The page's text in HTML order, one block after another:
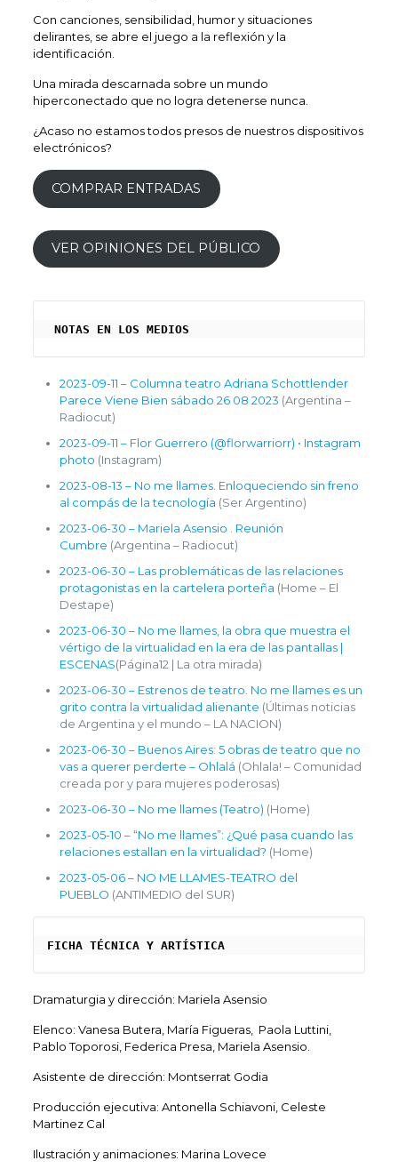
Con canciones, sensibilidad, humor y situaciones
delirantes, se abre el juego a la reflexión y la
identificación.
Una mirada descarnada sobre un mundo
hiperconectado que no logra detenerse nunca.
¿Acaso no estamos todos presos de nuestros dispositivos
electrónicos?
COMPRAR ENTRADAS
VER OPINIONES DEL PÚBLICO
NOTAS EN LOS MEDIOS
2023-09-11 – Columna teatro Adriana Schottlender
Parece Viene Bien sábado 26 08 2023 (Argentina –
Radiocut)
2023-09-11 – Flor Guerrero (@florwarriorr) • Instagram
photo (Instagram)
2023-08-13 – No me llames. Enloqueciendo sin freno
al compás de la tecnología (Ser Argentino)
2023-06-30 – Mariela Asensio . Reunión
Cumbre (Argentina – Radiocut)
2023-06-30 – Las problemáticas de las relaciones
protagonistas en la cartelera porteña (Home – El
Destape)
2023-06-30 – No me llames, la obra que muestra el
vértigo de la virtualidad en la era de las pantallas |
ESCENAS(Página12 | La otra mirada)
2023-06-30 – Estrenos de teatro. No me llames es un
grito contra la virtualidad alienante (Últimas noticias
de Argentina y el mundo – LA NACION)
2023-06-30 – Buenos Aires: 5 obras de teatro que no
vas a querer perderte – Ohlalá (Ohlala! – Comunidad
creada por y para mujeres poderosas)
2023-06-30 – No me llames (Teatro) (Home)
2023-05-10 – “No me llames”: ¿Qué pasa cuando las
relaciones estallan en la virtualidad? (Home)
2023-05-06 – NO ME LLAMES-TEATRO del
PUEBLO (ANTIMEDIO del SUR)
FICHA TÉCNICA Y ARTÍSTICA
Dramaturgia y dirección: Mariela Asensio
Elenco: Vanesa Butera, María Figueras, Paola Luttini,
Pablo Toporosi, Federica Presa, Mariela Asensio.
Asistente de dirección: Montserrat Godia
Producción ejecutiva: Antonella Schiavoni, Celeste
Martinez Cal
Ilustración y animaciones: Marina Lovece